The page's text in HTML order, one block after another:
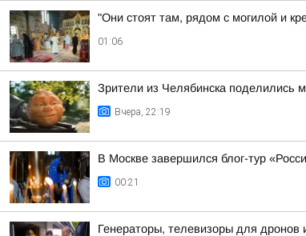
"Они стоят там, рядом с могилой и
01:06
Зрители из Челябинска поделились
Вчера, 22:19
В Москве завершился блог-тур
00:21
Генераторы, телевизоры для